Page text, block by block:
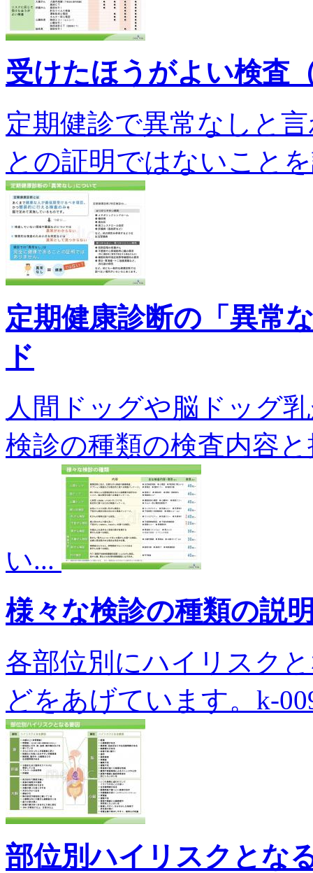
受けたほうがよい検査
定期健診で異常なしと
との証明ではないこと
定期健康診断の「異常
ド
人間ドッグや脳ドッグ
検診の種類の検査内容
い...
様々な検診の種類の説
各部位別にハイリスク
どをあげています。k-
部位別ハイリスクとな